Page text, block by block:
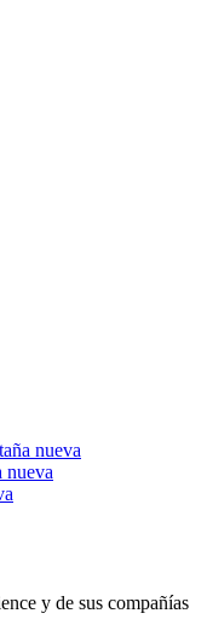
nueva
nueva
y de sus compañías